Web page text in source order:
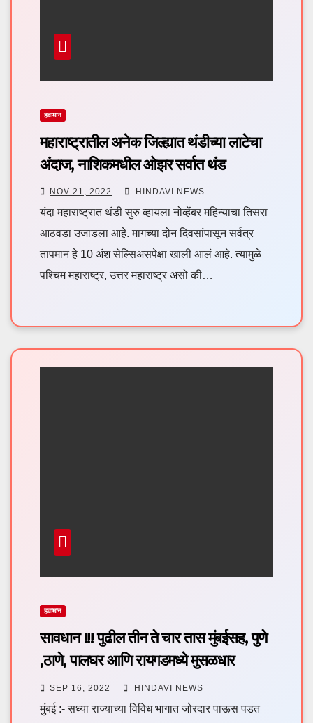
हवामान
महाराष्ट्रातील अनेक जिल्ह्यात थंडीच्या लाटेचा
अंदाज, नाशिकमधील ओझर सर्वात थंड
NOV 21, 2022 HINDAVI NEWS
यंदा महाराष्ट्रात थंडी सुरु व्हायला नोव्हेंबर महिन्याचा तिसरा
आठवडा उजाडला आहे. मागच्या दोन दिवसांपासून सर्वत्र
तापमान हे 10 अंश सेल्सिअसपेक्षा खाली आलं आहे. त्यामुळे
पश्चिम महाराष्ट्र, उत्तर महाराष्ट्र असो की…
हवामान
सावधान !!! पुढील तीन ते चार तास मुंबईसह, पुणे
,ठाणे, पालघर आणि रायगडमध्ये मुसळधार
पावसाचा इशारा
SEP 16, 2022 HINDAVI NEWS
मुंबई :- सध्या राज्याच्या विविध भागात जोरदार पाऊस पडत